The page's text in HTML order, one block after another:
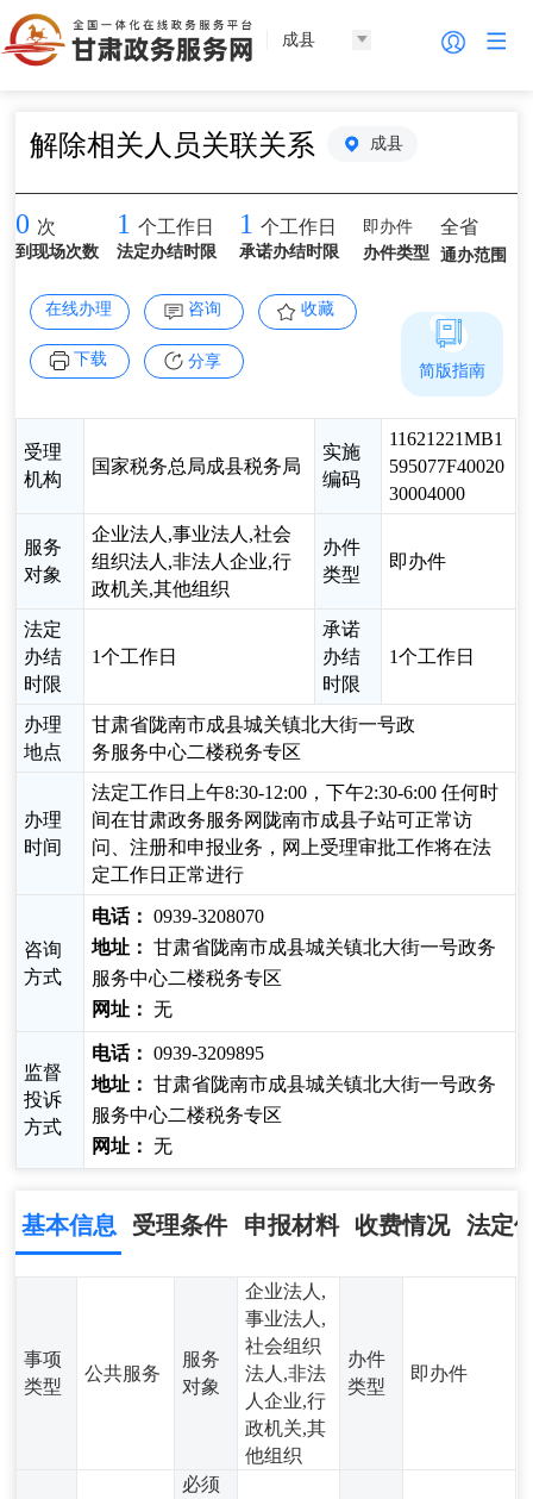
成县
解除相关人员关联关系 成县
0 次
到现场次数
1 个工作日
法定办结时限
1 个工作日
承诺办结时限
即办件
办件类型
全省
通办范围
在线办理 咨询 收藏
下载 分享
受理
机构
国家税务总局成县税务局
实施
编码
11621221MB1
595077F40020
30004000
服务
对象
企业法人,事业法人,社会
组织法人,非法人企业,行
政机关,其他组织
办件
类型
即办件
法定
办结
时限
1个工作日
承诺
办结
时限
1个工作日
办理
地点
甘肃省陇南市成县城关镇北大街一号政
务服务中心二楼税务专区
办理
时间
法定工作日上午8:30-12:00，下午2:30-6:00 任何时
间在甘肃政务服务网陇南市成县子站可正常访
问、注册和申报业务，网上受理审批工作将在法
定工作日正常进行
咨询
方式
电话： 0939-3208070
地址： 甘肃省陇南市成县城关镇北大街一号政务
服务中心二楼税务专区
网址： 无
监督
投诉
方式
电话： 0939-3209895
地址： 甘肃省陇南市成县城关镇北大街一号政务
服务中心二楼税务专区
网址： 无
简版指南
基本信息 受理条件 申报材料 收费情况 法定
事项
类型
公共服务
服务
对象
企业法人,
事业法人,
社会组织
法人,非法
人企业,行
政机关,其
他组织
办件
类型
即办件
必须